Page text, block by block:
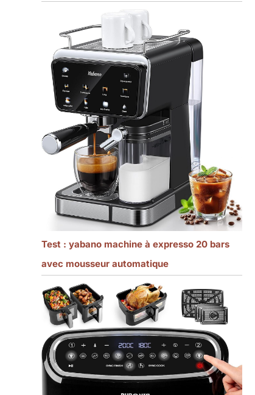
Test : yabano machine à expresso 20 bars
avec mousseur automatique